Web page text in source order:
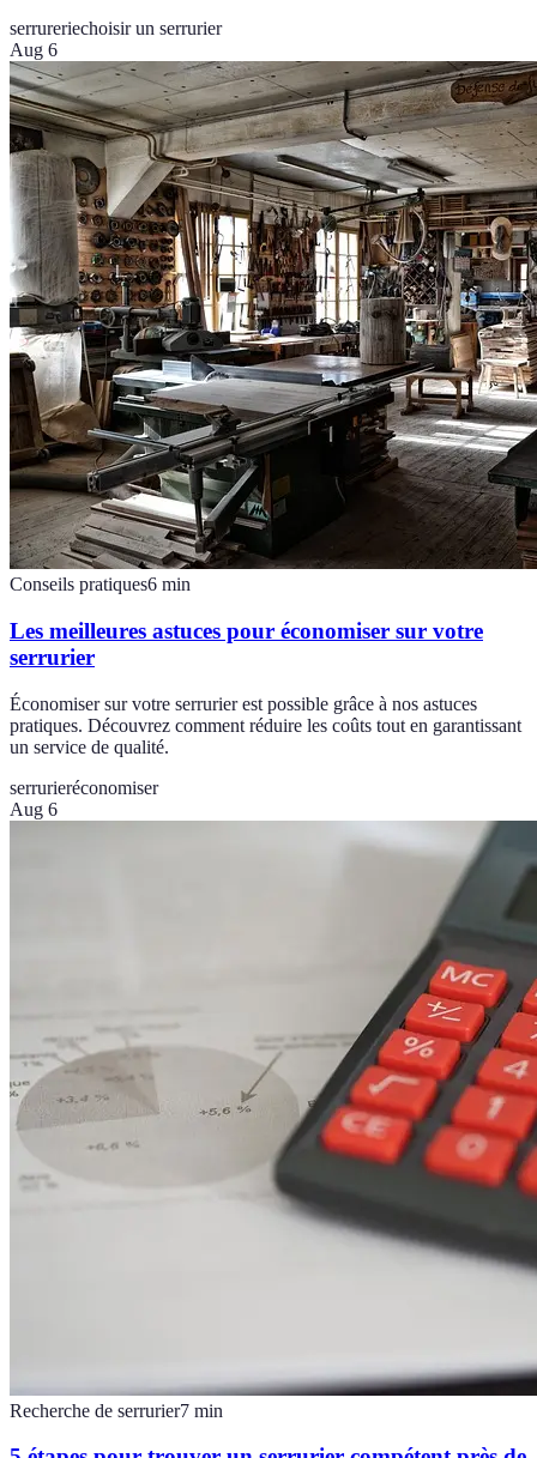
serrureriechoisir un serrurier
Aug 6
Conseils pratiques6 min
Les meilleures astuces pour économiser sur votre
serrurier
Économiser sur votre serrurier est possible grâce à nos astuces
pratiques. Découvrez comment réduire les coûts tout en garantissant
un service de qualité.
serrurieréconomiser
Aug 6
Recherche de serrurier7 min